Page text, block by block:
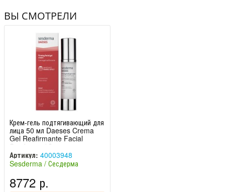
ВЫ СМОТРЕЛИ
Крем-гель подтягивающий для
лица 50 мл Daeses Crema
Gel Reafirmante Facial
Sesderma / Сесдер
Артикул: 40003948
Sesderma / Сесдерма
8772 р.